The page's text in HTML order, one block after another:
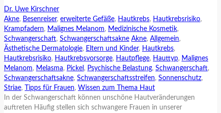
Dr. Uwe Kirschner
Akne, Besenreiser, erweiterte Gefäße, Hautkrebs, Hautkrebsrisiko,
Krampfadern, Malignes Melanom, Medizinische Kosmetik,
Schwangerschaft, Schwangerschaftsakne Akne, Allgemein,
Ästhetische Dermatologie, Eltern und Kinder, Hautkrebs,
Hautkrebsrisiko, Hautkrebsvorsorge, Hautpflege, Hauttyp, Malignes
Melanom, Melasma, Pickel , Psychische Belastung, Schwangerschaft,
Schwangerschaftsakne, Schwangerschaftsstreifen, Sonnenschutz,
Striae, Tipps für Frauen, Wissen zum Thema Haut
In der Schwangerschaft können unschöne Hautveränderungen
auftreten Häufig stellen sich schwangere Frauen in unserer